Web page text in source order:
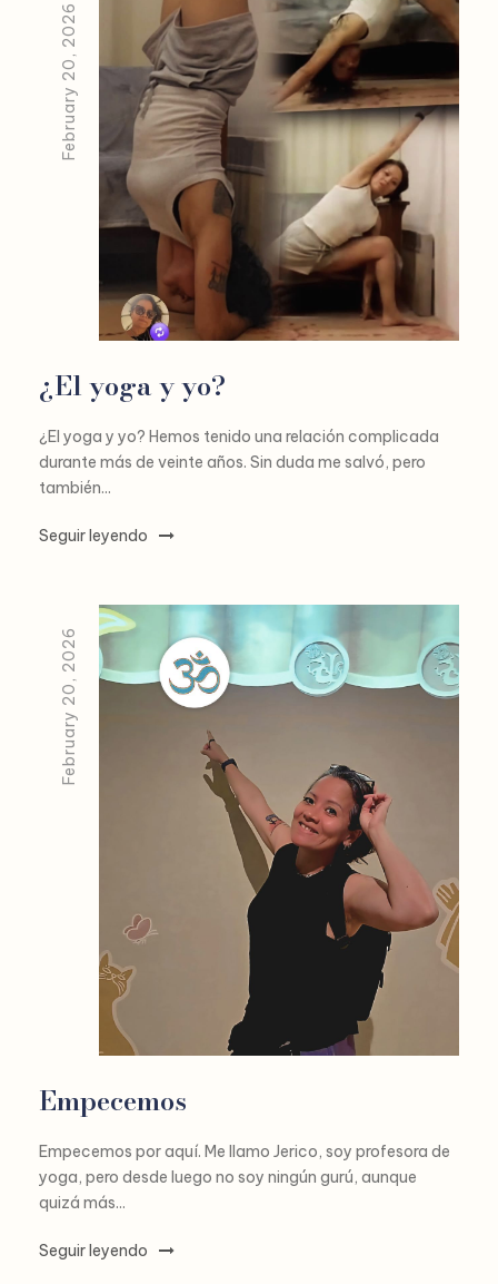
February 20, 2026
¿El yoga y yo?
¿El yoga y yo? Hemos tenido una relación complicada
durante más de veinte años. Sin duda me salvó, pero
también...
Seguir leyendo
February 20, 2026
Empecemos
Empecemos por aquí. Me llamo Jerico, soy profesora de
yoga, pero desde luego no soy ningún gurú, aunque
quizá más...
Seguir leyendo